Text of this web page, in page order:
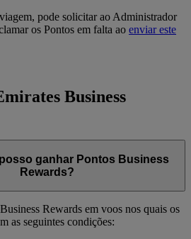
pode solicitar ao Administrador
os Pontos em falta ao enviar este
Business
ganhar Pontos Business
Rewards?
Rewards em voos nos quais os
as seguintes condições: